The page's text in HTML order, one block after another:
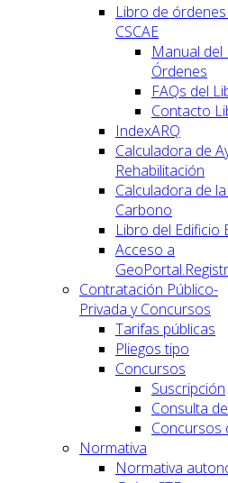
Libro de
CSCAE
Manual del
Órdenes
FAQs del
Contacto
IndexARQ
Calculadora de
Rehabilitación
Calculadora de
Carbono
Libro del Edificio
Acceso a
Contratación Público-
Privada y Concursos
Tarifas públicas
Pliegos tipo
Concursos
Suscripción
Consulta
Concursos
Normativa
Normativa